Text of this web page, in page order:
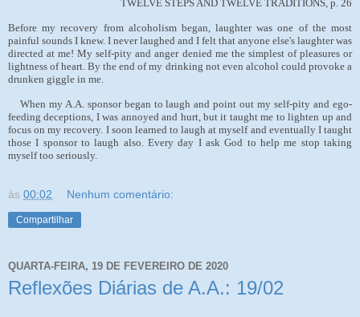
TWELVE STEPS AND TWELVE TRADITIONS, p. 26
Before my recovery from alcoholism began, laughter was one of the most
painful sounds I knew. I never laughed and I felt that anyone else's laughter was
directed at me! My self-pity and anger denied me the simplest of pleasures or
lightness of heart. By the end of my drinking not even alcohol could provoke a
drunken giggle in me.
When my A.A. sponsor began to laugh and point out my self-pity and ego-
feeding deceptions, I was annoyed and hurt, but it taught me to lighten up and
focus on my recovery. I soon learned to laugh at myself and eventually I taught
those I sponsor to laugh also. Every day I ask God to help me stop taking
myself too seriously.
às 00:02 Nenhum comentário:
Compartilhar
QUARTA-FEIRA, 19 DE FEVEREIRO DE 2020
Reflexões Diárias de A.A.: 19/02